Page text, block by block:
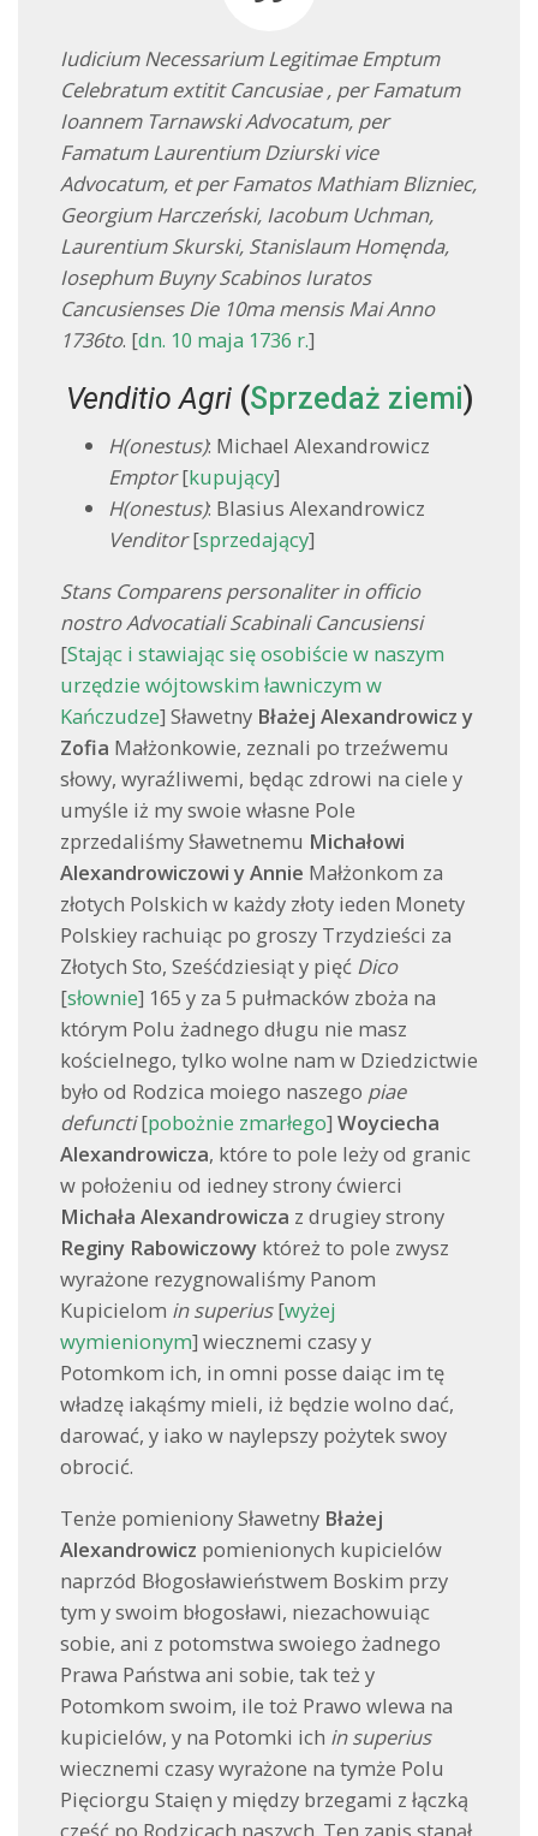
Iudicium Necessarium Legitimae Emptum
Celebratum extitit Cancusiae , per Famatum
Ioannem Tarnawski Advocatum, per
Famatum Laurentium Dziurski vice
Advocatum, et per Famatos Mathiam Blizniec,
Georgium Harczeński, Iacobum Uchman,
Laurentium Skurski, Stanislaum Homęnda,
Iosephum Buyny Scabinos Iuratos
Cancusienses Die 10ma mensis Mai Anno
1736to. [dn. 10 maja 1736 r.]
Venditio Agri(Sprzedaż ziemi)
H(onestus): Michael Alexandrowicz
Emptor[kupujący]
H(onestus): Blasius Alexandrowicz
Venditor[sprzedający]
Stans Comparens personaliter in officio
nostro Advocatiali Scabinali Cancusiensi
[Stając i stawiając się osobiście w naszym
urzędzie wójtowskim ławniczym w
Kańczudze] Sławetny Błażej Alexandrowicz y
Zofia Małżonkowie, zeznali po trzeźwemu
słowy, wyraźliwemi, będąc zdrowi na ciele y
umyśle iż my swoie własne Pole
zprzedaliśmy Sławetnemu Michałowi
Alexandrowiczowi y Annie Małżonkom za
złotych Polskich w każdy złoty ieden Monety
Polskiey rachuiąc po groszy Trzydzieści za
Złotych Sto, Sześćdziesiąt y pięć Dico
[słownie] 165 y za 5 pułmacków zboża na
którym Polu żadnego długu nie masz
kościelnego, tylko wolne nam w Dziedzictwie
było od Rodzica moiego naszego piae
defuncti[pobożnie zmarłego] Woyciecha
Alexandrowicza, które to pole leży od granic
w położeniu od iedney strony ćwierci
Michała Alexandrowicza z drugiey strony
Reginy Rabowiczowy któreż to pole zwysz
wyrażone rezygnowaliśmy Panom
Kupicielom in superius[wyżej
wymienionym] wiecznemi czasy y
Potomkom ich, in omni posse daiąc im tę
władzę iakąśmy mieli, iż będzie wolno dać,
darować, y iako w naylepszy pożytek swoy
obrocić.
Tenże pomieniony Sławetny Błażej
Alexandrowicz pomienionych kupicielów
naprzód Błogosławieństwem Boskim przy
tym y swoim błogosławi, niezachowuiąc
sobie, ani z potomstwa swoiego żadnego
Prawa Państwa ani sobie, tak też y
Potomkom swoim, ile toż Prawo wlewa na
kupicielów, y na Potomki ich in superius
wiecznemi czasy wyrażone na tymże Polu
Pięciorgu Staięn y między brzegami z łączką